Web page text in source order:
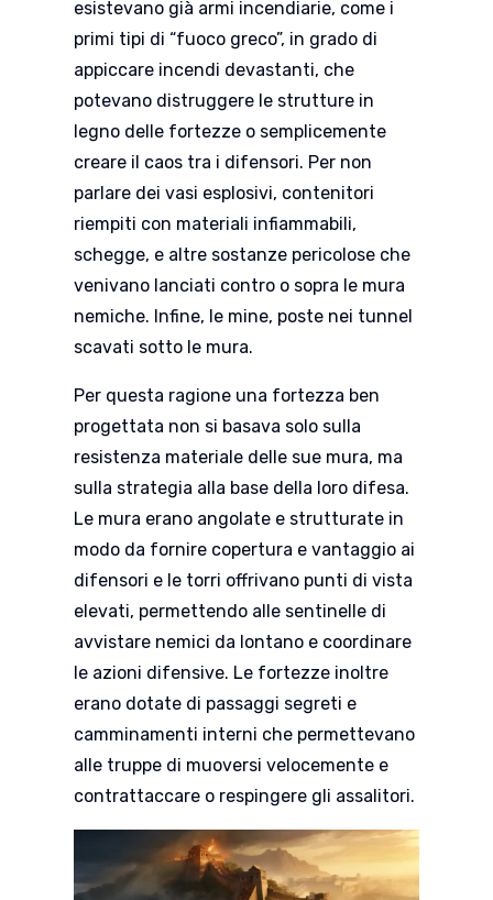
esistevano già armi incendiarie, come i
primi tipi di “fuoco greco”, in grado di
appiccare incendi devastanti, che
potevano distruggere le strutture in
legno delle fortezze o semplicemente
creare il caos tra i difensori. Per non
parlare dei vasi esplosivi, contenitori
riempiti con materiali infiammabili,
schegge, e altre sostanze pericolose che
venivano lanciati contro o sopra le mura
nemiche. Infine, le mine, poste nei tunnel
scavati sotto le mura.
Per questa ragione una fortezza ben
progettata non si basava solo sulla
resistenza materiale delle sue mura, ma
sulla strategia alla base della loro difesa.
Le mura erano angolate e strutturate in
modo da fornire copertura e vantaggio ai
difensori e le torri offrivano punti di vista
elevati, permettendo alle sentinelle di
avvistare nemici da lontano e coordinare
le azioni difensive. Le fortezze inoltre
erano dotate di passaggi segreti e
camminamenti interni che permettevano
alle truppe di muoversi velocemente e
contrattaccare o respingere gli assalitori.